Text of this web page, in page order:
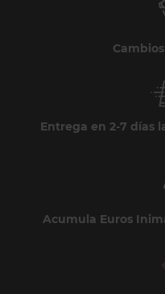
Entrega en 2-7 días
Acumula Euros